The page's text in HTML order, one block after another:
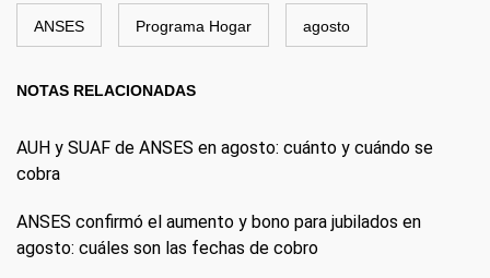
ANSES Programa Hogar agosto
NOTAS RELACIONADAS
AUH y SUAF de ANSES en agosto: cuánto y cuándo se
cobra
ANSES confirmó el aumento y bono para jubilados en
agosto: cuáles son las fechas de cobro